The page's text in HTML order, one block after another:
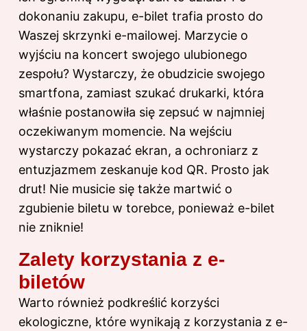
dokonaniu zakupu, e-bilet trafia prosto do
Waszej skrzynki e-mailowej. Marzycie o
wyjściu na koncert swojego ulubionego
zespołu? Wystarczy, że obudzicie swojego
smartfona, zamiast szukać drukarki, która
właśnie postanowiła się zepsuć w najmniej
oczekiwanym momencie. Na wejściu
wystarczy pokazać ekran, a ochroniarz z
entuzjazmem zeskanuje kod QR. Prosto jak
drut! Nie musicie się także martwić o
zgubienie biletu w torebce, ponieważ e-bilet
nie zniknie!
Zalety korzystania z e-
biletów
Warto również podkreślić korzyści
ekologiczne, które wynikają z korzystania z e-